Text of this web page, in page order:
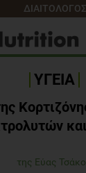
ΔΙΑΙΤΟΛΟΓΟΣ
ΥΓΕΙΑ
της Εύας